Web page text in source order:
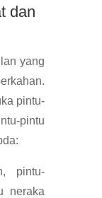
dan
yang
pintu-
pintu
pintu-
neraka